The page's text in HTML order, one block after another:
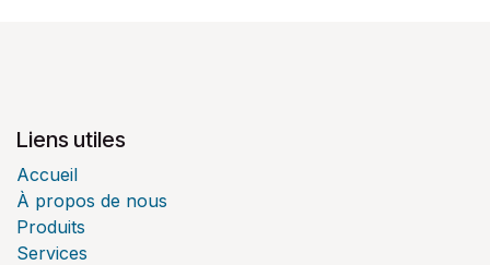
Liens utiles
Accueil
À propos de nous
Produits
Services